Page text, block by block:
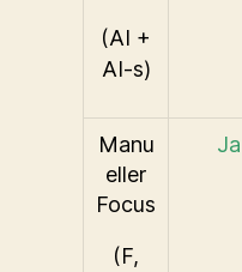
(AI +
AI-s)
Manu
eller
Focus
(F,
Ja